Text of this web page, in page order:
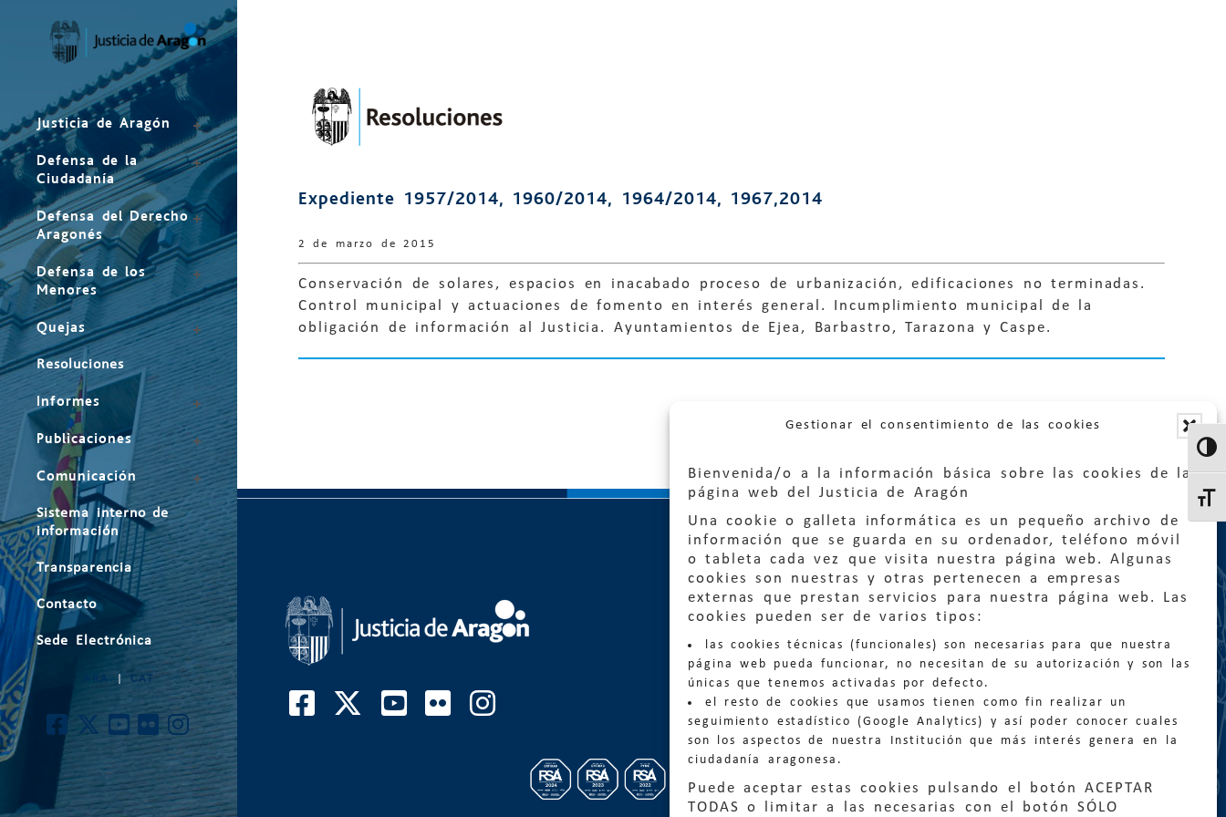
Gestionar el consentimiento de las cookies
Bienvenida/o a la información básica sobre las cookies de la
página web del Justicia de Aragón
Una cookie o galleta informática es un pequeño archivo de
información que se guarda en su ordenador, teléfono móvil
o tableta cada vez que visita nuestra página web. Algunas
cookies son nuestras y otras pertenecen a empresas
externas que prestan servicios para nuestra página web. Las
cookies pueden ser de varios tipos:
las cookies técnicas (funcionales) son necesarias para que nuestra
página web pueda funcionar, no necesitan de su autorización y son las
únicas que tenemos activadas por defecto.
el resto de cookies que usamos tienen como fin realizar un
seguimiento estadístico (Google Analytics) y así poder conocer cuales
son los aspectos de nuestra Institución que más interés genera en la
ciudadanía aragonesa.
Puede aceptar estas cookies pulsando el botón ACEPTAR
TODAS o limitar a las necesarias con el botón SÓLO
Justicia de Aragón
Defensa de la
Ciudadanía
Defensa del Derecho
Aragonés
Defensa de los
Menores
Quejas
Resoluciones
Informes
Publicaciones
Comunicación
Sistema interno de
información
Transparencia
Contacto
Sede Electrónica
|CAT
Expediente 1957/2014, 1960/2014, 1964/2014, 1967,2014
2 de marzo de 2015
Conservación de solares, espacios en inacabado proceso de urbanización, edificaciones no terminadas.
Control municipal y actuaciones de fomento en interés general. Incumplimiento municipal de la
obligación de información al Justicia. Ayuntamientos de Ejea, Barbastro, Tarazona y Caspe.
Quejas:quejas@eljusticiadearagon.es
Información general:
informacion@eljusticiadearagon.es
Teléfonos: 900 210 210/ 976 399 354